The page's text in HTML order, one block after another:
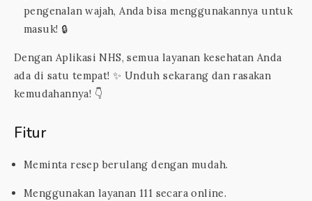
pengenalan wajah, Anda bisa menggunakannya untuk
masuk! 🔒
Dengan Aplikasi NHS, semua layanan kesehatan Anda
ada di satu tempat! ✨ Unduh sekarang dan rasakan
kemudahannya! 👇
Fitur
Meminta resep berulang dengan mudah.
Menggunakan layanan 111 secara online.